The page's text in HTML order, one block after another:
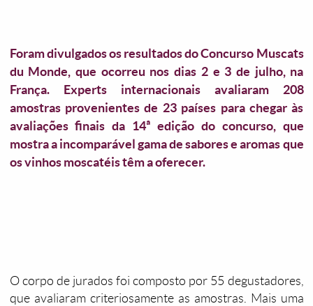
Foram divulgados os resultados do Concurso Muscats
du Monde, que ocorreu nos dias 2 e 3 de julho, na
França. Experts internacionais avaliaram 208
amostras provenientes de 23 países para chegar às
avaliações finais da 14ª edição do concurso, que
mostra a incomparável gama de sabores e aromas que
os vinhos moscatéis têm a oferecer.
O corpo de jurados foi composto por 55 degustadores,
que avaliaram criteriosamente as amostras. Mais uma